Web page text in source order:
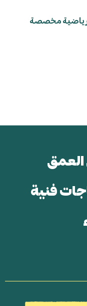
رياضية مخصصة
فنية